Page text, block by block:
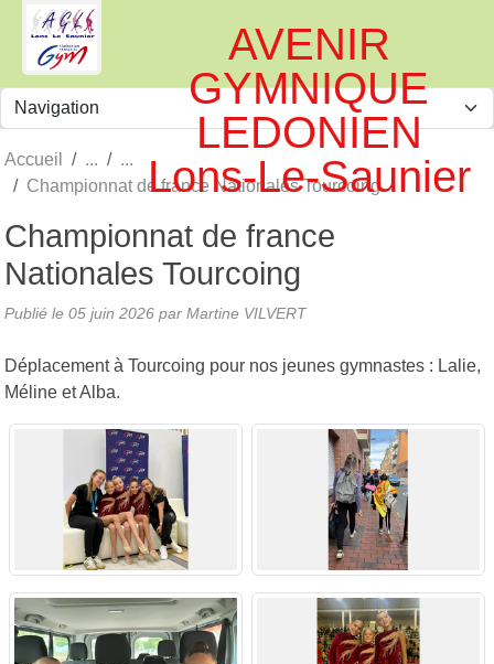
AVENIR
GYMNIQUE
LEDONIEN
Lons-Le-Saunier
Accueil
Championnat de france Nationales Tourcoing
Championnat de france
Nationales Tourcoing
Publié le 05 juin 2026 par Martine VILVERT
Déplacement à Tourcoing pour nos jeunes gymnastes : Lalie,
Méline et Alba.
Panneau de gestion des cookies